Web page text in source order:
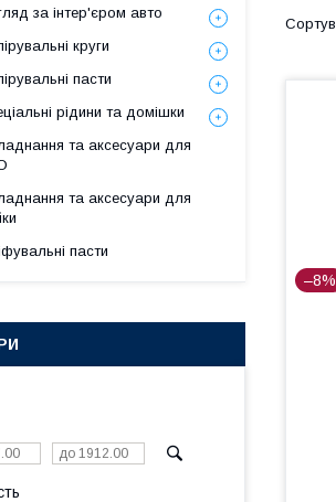
–8%
за інтер'єром авто
круги
пасти
рідини та домішки
та аксесуари для
та аксесуари для
пасти